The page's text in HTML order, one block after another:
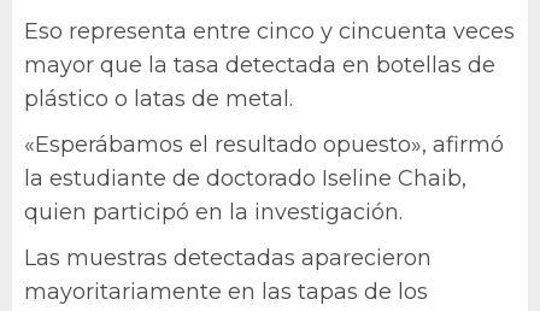
Eso representa entre cinco y cincuenta veces
mayor que la tasa detectada en botellas de
plástico o latas de metal.
«Esperábamos el resultado opuesto», afirmó
la estudiante de doctorado Iseline Chaib,
quien participó en la investigación.
Las muestras detectadas aparecieron
mayoritariamente en las tapas de los